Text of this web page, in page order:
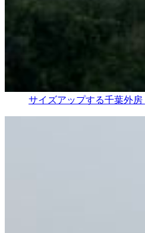
サイズアップする千葉外房